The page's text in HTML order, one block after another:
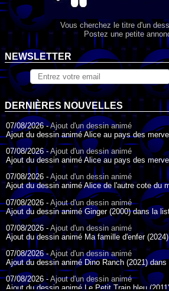
Vous cherchez le titre d'un
Postez une petite
NEWSLETTER
DERNIÈRES NOUVELLES
07/08/2026 -Ajout d'un dessin animé
Ajout du dessin animé Alice au pays des
07/08/2026 -Ajout d'un dessin animé
Ajout du dessin animé Alice au pays des
07/08/2026 - Ajout d'un dessin animé
Ajout du dessin animé Alice de l'autre cote du
07/08/2026 - Ajout d'un dessin animé
Ajout du dessin animé Ginger (2000) dans la
07/08/2026 -Ajout d'un dessin animé
Ajout du dessin animé Ma famille d'enfer
07/08/2026 -Ajout d'un dessin animé
Ajout du dessin animé Dino Ranch (2021) dans
07/08/2026 - Ajout d'un dessin animé
Ajout du dessin animé Le Petit Train bleu